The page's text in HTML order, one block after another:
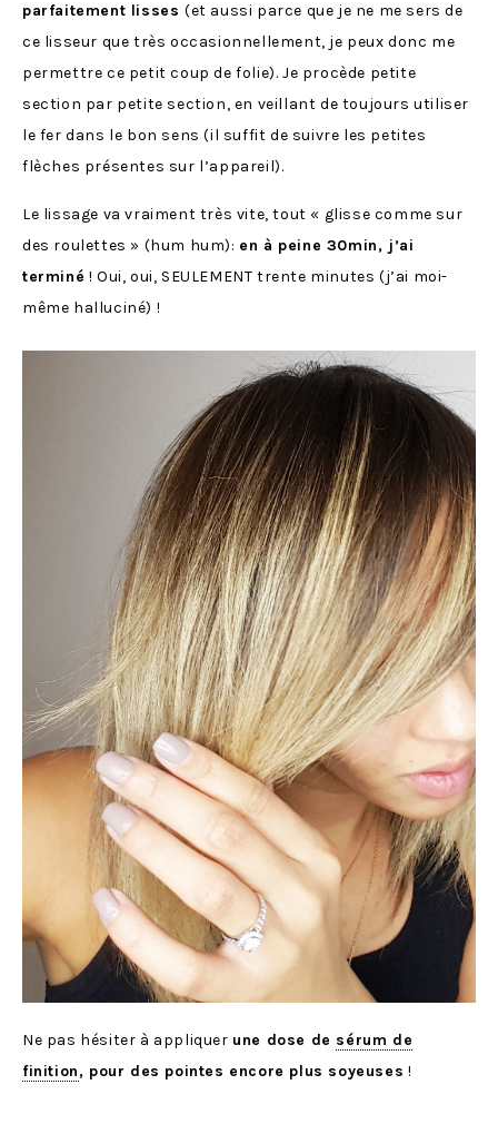
parfaitement lisses (et aussi parce que je ne me sers de
ce lisseur que très occasionnellement, je peux donc me
permettre ce petit coup de folie). Je procède petite
section par petite section, en veillant de toujours utiliser
le fer dans le bon sens (il suffit de suivre les petites
flèches présentes sur l’appareil).
Le lissage va vraiment très vite, tout « glisse comme sur
des roulettes » (hum hum): en à peine 30min, j’ai
terminé ! Oui, oui, SEULEMENT trente minutes (j’ai moi-
même halluciné) !
Ne pas hésiter à appliquer une dose de sérum de
finition, pour des pointes encore plus soyeuses !